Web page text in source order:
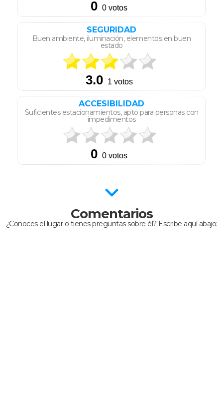
SEGURIDAD
Buen ambiente, iluminación, elementos en buen
estado
ACCESIBILIDAD
Suficientes estacionamientos, apto para personas con
impedimentos
Comentarios
¿Conoces el lugar o tienes preguntas sobre él? Escribe aquí abajo: